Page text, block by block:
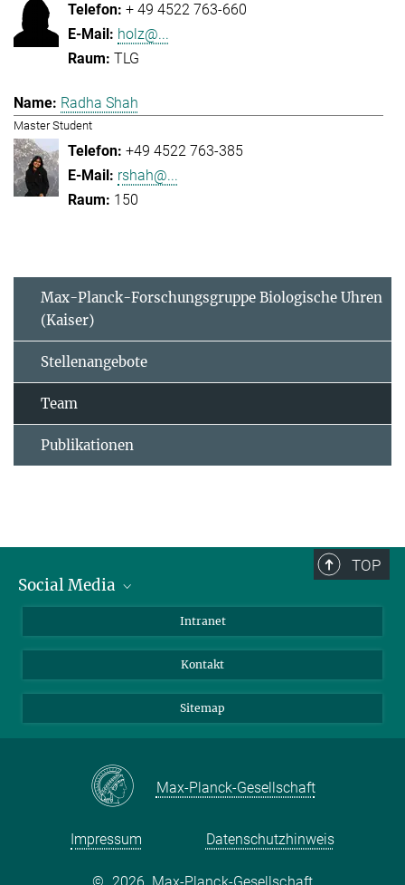
+ 49 4522 763-660
holz@...
TLG
Radha Shah
Master Student
+49 4522 763-385
rshah@...
150
Max-Planck-Forschungsgruppe Biologische Uhren
(Kaiser)
Stellenangebote
Team
Publikationen
TOP
Social Media
LinkedIn
Intranet
Kontakt
Sitemap
Max-Planck-Gesellschaft
Impressum Datenschutzhinweis